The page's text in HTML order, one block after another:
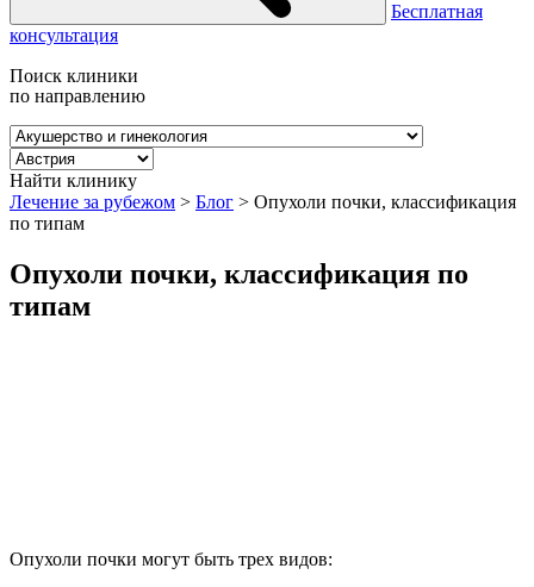
Бесплатная
консультация
Поиск клиники
по направлению
Найти клинику
Лечение за рубежом > Блог > Опухоли почки, классификация
по типам
Опухоли почки, классификация по
типам
Опухоли почки могут быть трех видов: